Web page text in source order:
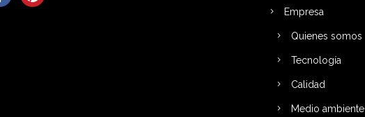
Empresa
Quienes somos
Tecnología
Calidad
Medio ambiente